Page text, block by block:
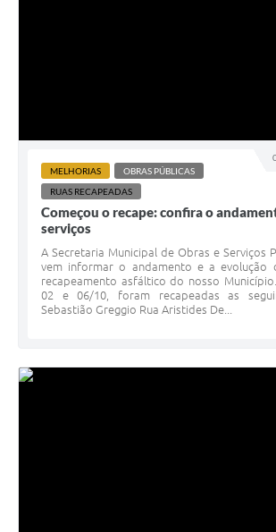
MELHORIAS
OBRAS PÚBLICAS
RUAS RECAPEADAS
Começou o recape: confira o
serviços
A Secretaria Municipal de Obras e Serviços
vem informar o andamento e a evolução
recapeamento asfáltico do nosso
02 e 06/10, foram recapeadas as
Sebastião Greggio Rua Aristides De...